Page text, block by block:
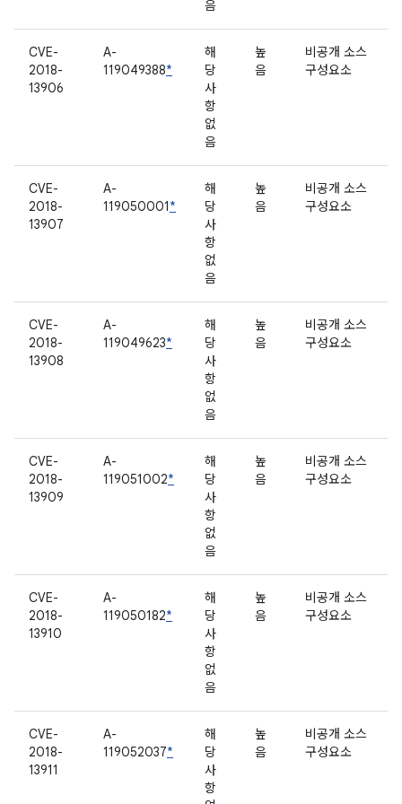
음
CVE-
2018-
13906
A-
119049388*
해
당
사
항
없
음
높
음
비공개 소스
구성요소
CVE-
2018-
13907
A-
119050001*
해
당
사
항
없
음
높
음
비공개 소스
구성요소
CVE-
2018-
13908
A-
119049623*
해
당
사
항
없
음
높
음
비공개 소스
구성요소
CVE-
2018-
13909
A-
119051002*
해
당
사
항
없
음
높
음
비공개 소스
구성요소
CVE-
2018-
13910
A-
119050182*
해
당
사
항
없
음
높
음
비공개 소스
구성요소
CVE-
2018-
13911
A-
119052037*
해
당
사
항
높
음
비공개 소스
구성요소